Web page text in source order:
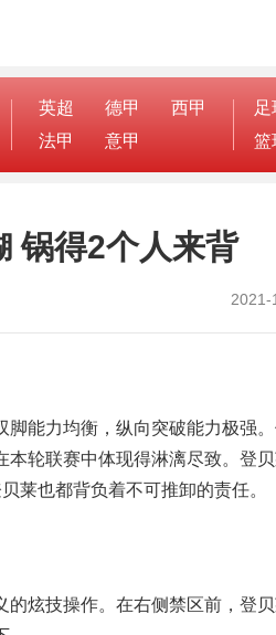
英超 德甲
西甲
法甲
意甲
篮
锅得2个人来背
能力均衡，纵向突破能力极强
轮联赛中体现得淋漓尽致。登
莱也都背负着不可推卸的责任。
炫技操作。在右侧禁区前，登